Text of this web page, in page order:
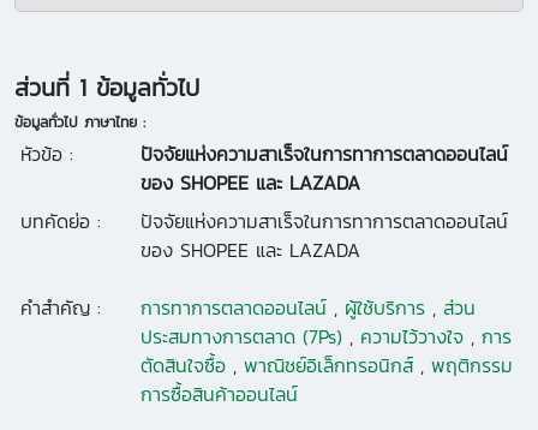
ส่วนที่ 1 ข้อมูลทั่วไป
ข้อมูลทั่วไป ภาษาไทย :
หัวข้อ :
ปัจจัยแห่งความสาเร็จในการทาการตลาดออนไลน์
ของ SHOPEE และ LAZADA
บทคัดย่อ :
ปัจจัยแห่งความสาเร็จในการทาการตลาดออนไลน์
ของ SHOPEE และ LAZADA
คำสำคัญ :
การทาการตลาดออนไลน์, ผู้ใช้บริการ, ส่วน
ประสมทางการตลาด (7Ps), ความไว้วางใจ, การ
ตัดสินใจซื้อ, พาณิชย์อิเล็กทรอนิกส์, พฤติกรรม
การซื้อสินค้าออนไลน์